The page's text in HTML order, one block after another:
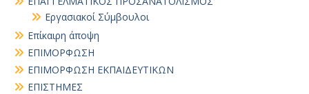
Εργασιακοί Σύμβουλοι
Επίκαιρη άποψη
ΕΠΙΜΟΡΦΩΣΗ
ΕΠΙΜΟΡΦΩΣΗ ΕΚΠΑΙΔΕΥΤΙΚΩΝ
ΕΠΙΣΤΗΜΕΣ